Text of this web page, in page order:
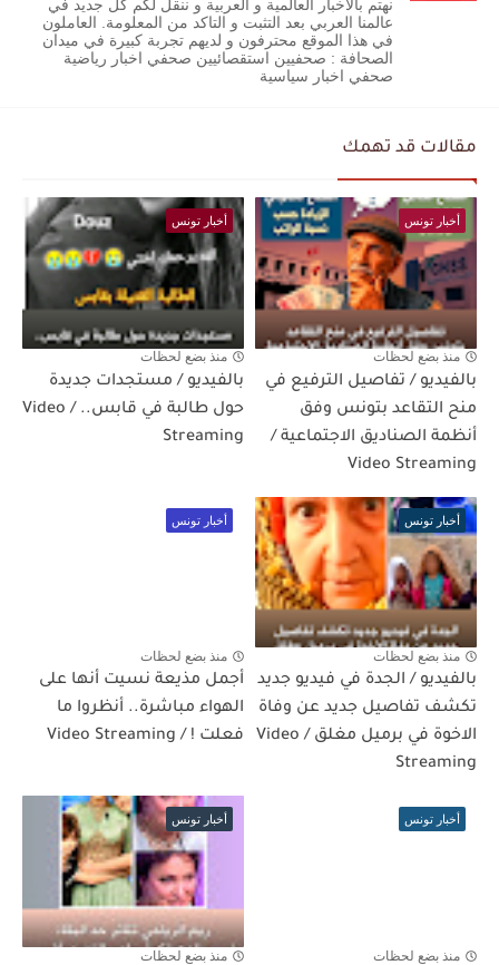
نهتم بالاخبار العالمية و العربية و ننقل لكم كل جديد في
عالمنا العربي بعد التثبت و التاكد من المعلومة. العاملون
في هذا الموقع محترفون و لديهم تجربة كبيرة في ميدان
الصحافة : صحفيين استقصائيين صحفي اخبار رياضية
صحفي اخبار سياسية
مقالات قد تهمك
أخبار تونس
منذ بضع لحظات
بالفيديو / تفاصيل الترفيع في
منح التقاعد بتونس وفق
أنظمة الصناديق الاجتماعية /
Video Streaming
أخبار تونس
منذ بضع لحظات
بالفيديو / مستجدات جديدة
حول طالبة في قابس.. / Video
Streaming
أخبار تونس
منذ بضع لحظات
بالفيديو / الجدة في فيديو جديد
تكشف تفاصيل جديد عن وفاة
الاخوة في برميل مغلق / Video
Streaming
أخبار تونس
منذ بضع لحظات
أجمل مذيعة نسيت أنها على
الهواء مباشرة.. أنظروا ما
فعلت ! / Video Streaming
أخبار تونس
منذ بضع لحظات
أخبار تونس
منذ بضع لحظات